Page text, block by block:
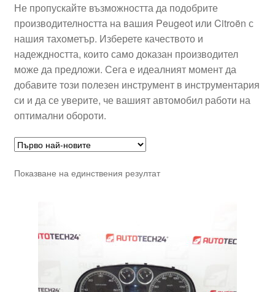
Не пропускайте възможността да подобрите
производителността на вашия Peugeot или Citroën с
нашия тахометър. Изберете качеството и
надеждността, които само доказан производител
може да предложи. Сега е идеалният момент да
добавите този полезен инструмент в инструментария
си и да се уверите, че вашият автомобил работи на
оптимални обороти.
Показване на единствения резултат